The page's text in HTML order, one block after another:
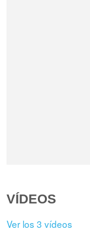
VÍDEOS
Ver los 3 vídeos